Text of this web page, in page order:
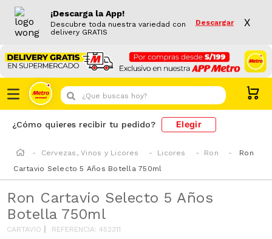
¡Descarga la App!
Descubre toda nuestra variedad con
delivery GRATIS
Descargar X
¿Que buscas hoy?
¿Cómo quieres recibir tu pedido? Elegir
Cervezas, Vinos y Licores Licores Ron
Ron
Cartavio Selecto 5 Años Botella 750ml
Ron Cartavio Selecto 5 Años
Botella 750ml
CARTAVIO REFERENCIA:452311